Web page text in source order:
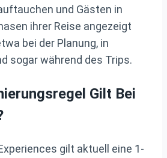
und Gästen in
ihrer Reise angezeigt
bei der Planung, in
sogar während des Trips.
Gilt Bei
gilt aktuell eine 1-